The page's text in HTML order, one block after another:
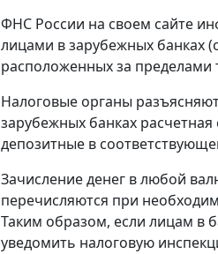
ФНС России на своем сайте
лицами в зарубежных банках
расположенных за
Налоговые органы
зарубежных банках
депозитные в
Зачисление денег в любой
перечисляются при
Таким образом, если лицам в
уведомить налоговую